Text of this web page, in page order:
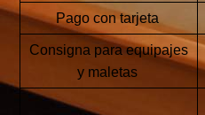
Pago con tarjeta
Consigna para equipajes
y maletas